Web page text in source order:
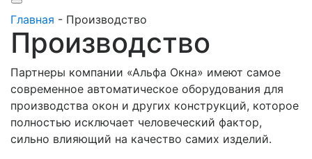
Главная - Производство
Производство
Партнеры компании «Альфа Окна» имеют самое
современное автоматическое оборудования для
производства окон и других конструкций, которое
полностью исключает человеческий фактор,
сильно влияющий на качество самих изделий.